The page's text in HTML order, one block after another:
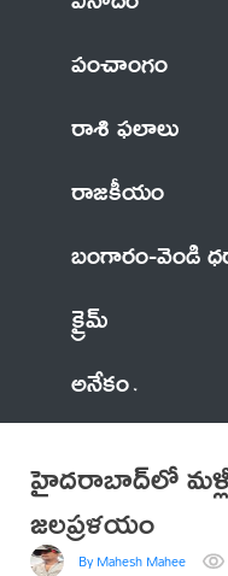
పంచాంగం
రాశి ఫలాలు
రాజకీయం
బంగారం-వెండి
క్రైమ్
అనేకం
హైదరాబాద్‌లో
జలప్రళయం
By Mahesh Mahee